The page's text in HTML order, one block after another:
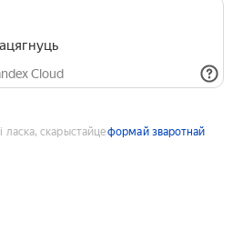
Cloud
ласка, скарыстайцеформай зваротнай